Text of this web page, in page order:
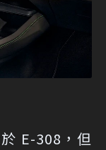
E-308，但